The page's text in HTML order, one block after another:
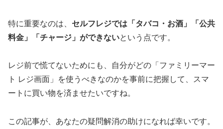
特に重要なのは、 セルフレジでは「タバコ・お酒」「公共
料金」「チャージ」ができないという点です。
レジ前で慌てないためにも、自分がどの「ファミリーマー
ト レジ画面」を使うべきなのかを事前に把握して、スマ
ートに買い物を済ませたいですね。
この記事が、あなたの疑問解消の助けになれば幸いです。